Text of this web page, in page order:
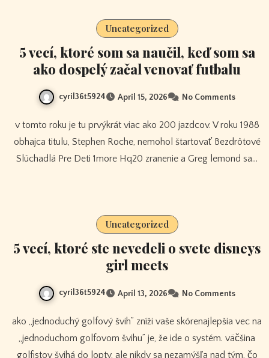
Uncategorized
5 vecí, ktoré som sa naučil, keď som sa
ako dospelý začal venovať futbalu
cyril36t5924 April 15, 2026 No Comments
v tomto roku je tu prvýkrát viac ako 200 jazdcov. V roku 1988
obhajca titulu, Stephen Roche, nemohol štartovať Bezdrôtové
Slúchadlá Pre Deti 1more Hq20 zranenie a Greg lemond sa…
Uncategorized
5 vecí, ktoré ste nevedeli o svete disneys
girl meets
cyril36t5924 April 13, 2026 No Comments
ako „jednoduchý golfový švih” zníži vaše skórenajlepšia vec na
„jednoduchom golfovom švihu” je, že ide o systém. väčšina
golfistov švihá do lopty, ale nikdy sa nezamýšľa nad tým, čo